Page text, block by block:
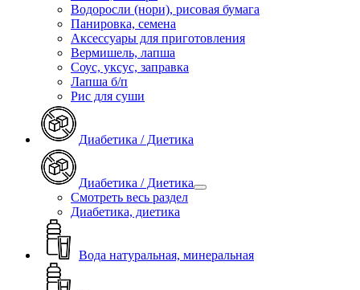
Водоросли (нори), рисовая бумага
Панировка, семена
Аксессуары для приготовления
Вермишель, лапша
Соус, уксус, заправка
Лапша б/п
Рис для суши
Диабетика / Диетика
Диабетика / Диетика
Смотреть весь раздел
Диабетика, диетика
Вода натуральная, минеральная